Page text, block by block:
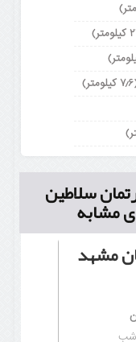
سلاطین
مشابه
مشهد
شب